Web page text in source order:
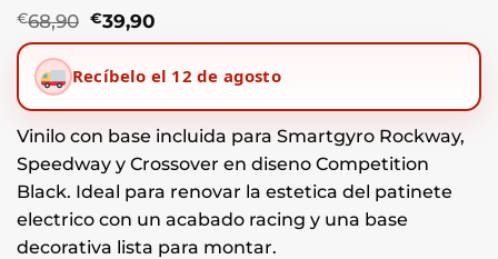
€68,90 El
precio
era:
€39,90
precio
es:
Recíbelo el 12 de agosto
Vinilo con base incluida para Smartgyro Rockway,
Speedway y Crossover en diseno Competition
Black. Ideal para renovar la estetica del patinete
electrico con un acabado racing y una base
decorativa lista para montar.